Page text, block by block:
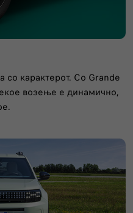
со карактерот. Со Grande
возење е динамично,